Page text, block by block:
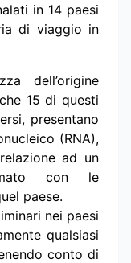
in 14 paesi
di viaggio in
dell’origine
15 di questi
presentano
(RNA),
ad un
con le
paese.
nei paesi
qualsiasi
conto di